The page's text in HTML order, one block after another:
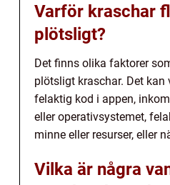
Varför kraschar
plötsligt?
Det finns olika faktorer
plötsligt kraschar. Det kan
felaktig kod i appen,
eller operativsystemet,
minne eller resurser, eller
Vilka är några